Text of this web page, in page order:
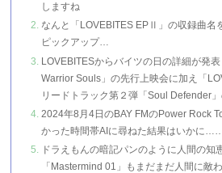
しますね
なんと「LOVEBITES EPⅡ」の収録曲名
ピックアップ…
LOVEBITESからバイツの日の詳細が発
Warrior Souls」の先行上映会に加え「
リードトラック第２弾「Soul Defender
2024年8月4日のBAY FMのPower Rock
かった時間帯AIに尋ねた結果はいかに
ドラえもんの暗記パンのように人間の知
「Mastermind 01」もまだまだ人間に敵